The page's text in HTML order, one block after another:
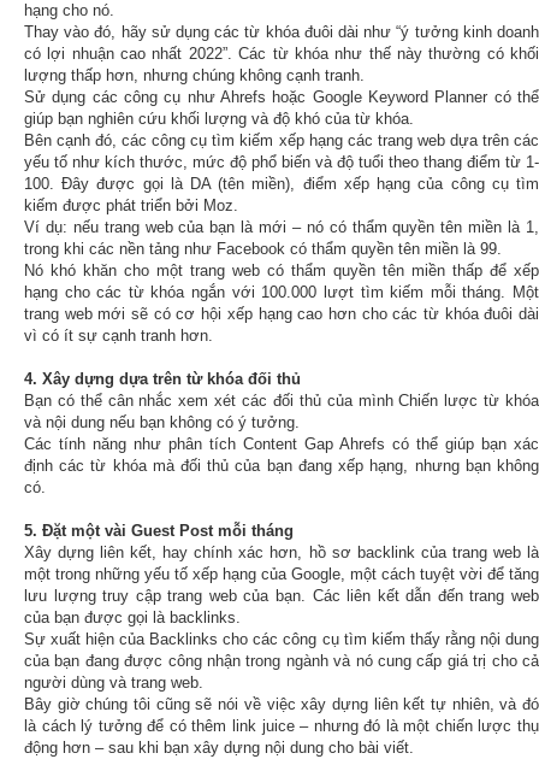
hạng cho nó.
Thay vào đó, hãy sử dụng các từ khóa đuôi dài như “ý tưởng kinh doanh
có lợi nhuận cao nhất 2022”. Các từ khóa như thế này thường có khối
lượng thấp hơn, nhưng chúng không cạnh tranh.
Sử dụng các công cụ như Ahrefs hoặc Google Keyword Planner có thể
giúp bạn nghiên cứu khối lượng và độ khó của từ khóa.
Bên cạnh đó, các công cụ tìm kiếm xếp hạng các trang web dựa trên các
yếu tố như kích thước, mức độ phổ biến và độ tuổi theo thang điểm từ 1-
100. Đây được gọi là DA (tên miền), điểm xếp hạng của công cụ tìm
kiếm được phát triển bởi Moz.
Ví dụ: nếu trang web của bạn là mới – nó có thẩm quyền tên miền là 1,
trong khi các nền tảng như Facebook có thẩm quyền tên miền là 99.
Nó khó khăn cho một trang web có thẩm quyền tên miền thấp để xếp
hạng cho các từ khóa ngắn với 100.000 lượt tìm kiếm mỗi tháng. Một
trang web mới sẽ có cơ hội xếp hạng cao hơn cho các từ khóa đuôi dài
vì có ít sự cạnh tranh hơn.
4. Xây dựng dựa trên từ khóa đối thủ
Bạn có thể cân nhắc xem xét các đối thủ của mình Chiến lược từ khóa
và nội dung nếu bạn không có ý tưởng.
Các tính năng như phân tích Content Gap Ahrefs có thể giúp bạn xác
định các từ khóa mà đối thủ của bạn đang xếp hạng, nhưng bạn không
có.
5. Đặt một vài Guest Post mỗi tháng
Xây dựng liên kết, hay chính xác hơn, hồ sơ backlink của trang web là
một trong những yếu tố xếp hạng của Google, một cách tuyệt vời để tăng
lưu lượng truy cập trang web của bạn. Các liên kết dẫn đến trang web
của bạn được gọi là backlinks.
Sự xuất hiện của Backlinks cho các công cụ tìm kiếm thấy rằng nội dung
của bạn đang được công nhận trong ngành và nó cung cấp giá trị cho cả
người dùng và trang web.
Bây giờ chúng tôi cũng sẽ nói về việc xây dựng liên kết tự nhiên, và đó
là cách lý tưởng để có thêm link juice – nhưng đó là một chiến lược thụ
động hơn – sau khi bạn xây dựng nội dung cho bài viết.